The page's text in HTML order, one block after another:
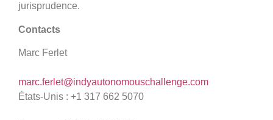
jurisprudence.
Contacts
Marc Ferlet
marc.ferlet@indyautonomouschallenge.com
États-Unis : +1 317 662 5070